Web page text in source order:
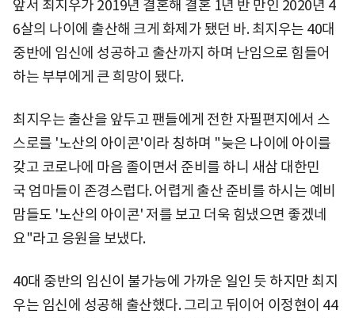
앞서 최지우가 2019년 결혼해 결혼 1년 반 만인 2020년 4
6살의 나이에 출산해 크게 화제가 됐던 바. 최지우는 40대
중반에 임신에 성공하고 출산까지 하며 난임으로 힘들어
하는 부부에게 큰 희망이 됐다.
최지우는 출산을 앞두고 팬들에게 전한 자필편지에서 스
스로를 '노산의 아이콘'이라 칭하며 "늦은 나이에 아이를
갖고 코로나에 마음 졸이면서 준비를 하니 새삼 대한민
국 엄마들이 존경스럽다. 어렵게 출산 준비를 하시는 예비
맘들도 '노산의 아이콘' 저를 보고 더욱 힘냈으면 좋겠네
요"라고 응원을 보냈다.
40대 중반의 임신이 불가능에 가까운 일인 듯 하지만 최지
우는 임신에 성공해 출산했다. 그리고 뒤이어 이정현이 44